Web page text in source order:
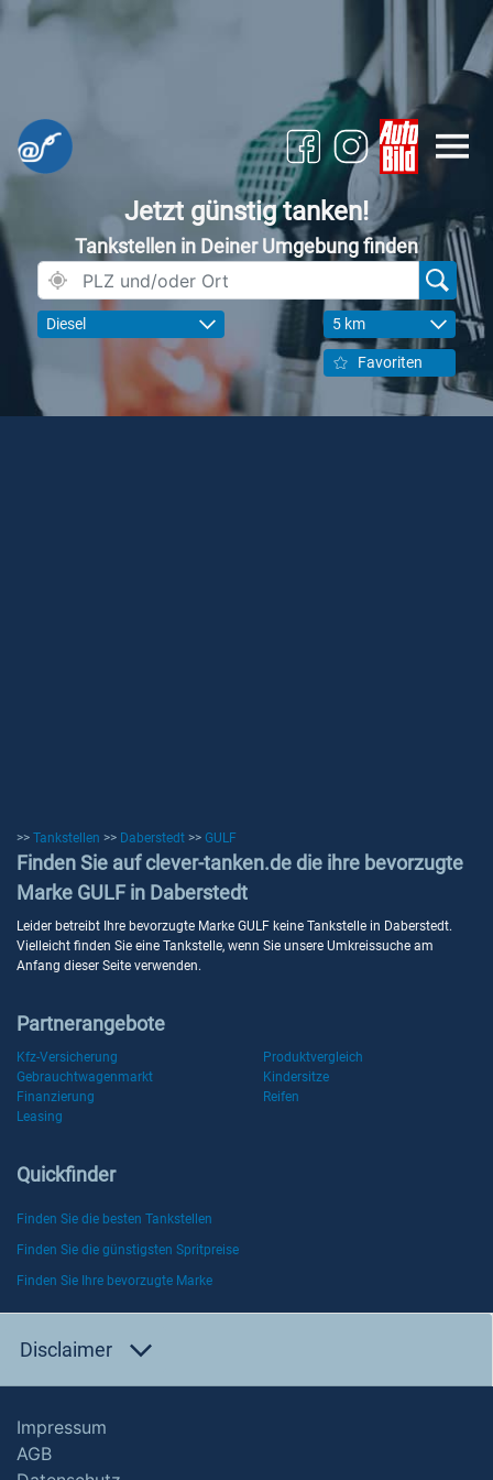
Jetzt günstig tanken!
Tankstellen in Deiner Umgebung finden
Diesel 5 km
Favoriten
>> Tankstellen >> Daberstedt >> GULF
Finden Sie auf clever-tanken.de die ihre bevorzugte
Marke GULF in Daberstedt
Leider betreibt Ihre bevorzugte Marke GULF keine Tankstelle in Daberstedt.
Vielleicht finden Sie eine Tankstelle, wenn Sie unsere Umkreissuche am
Anfang dieser Seite verwenden.
Partnerangebote
Kfz-Versicherung
Produktvergleich
Gebrauchtwagenmarkt
Kindersitze
Finanzierung
Reifen
Leasing
Quickfinder
Finden Sie die besten Tankstellen
Finden Sie die günstigsten Spritpreise
Finden Sie Ihre bevorzugte Marke
Disclaimer
Impressum
AGB